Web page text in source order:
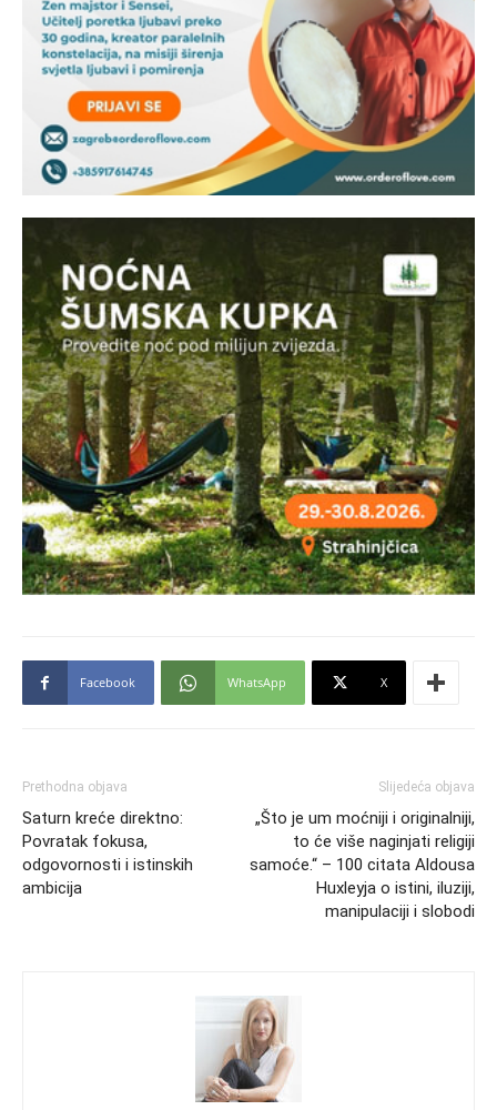
Facebook WhatsApp X
Prethodna objava
Saturn kreće direktno:
Povratak fokusa,
odgovornosti i istinskih
ambicija
Slijedeća objava
„Što je um moćniji i originalniji,
to će više naginjati religiji
samoće.“ – 100 citata Aldousa
Huxleyja o istini, iluziji,
manipulaciji i slobodi